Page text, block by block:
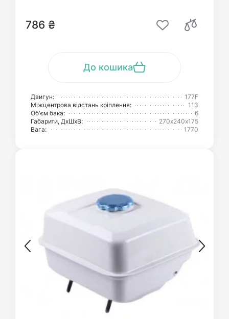
786 ₴
До кошика
Двигун:
177F
Міжцентрова відстань кріплення:
113
Об'єм бака:
6
Габарити, ДхШхВ:
270х240х175
Вага:
1770